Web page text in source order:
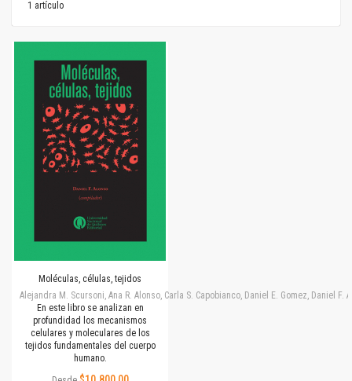
1 artículo
Moléculas, células, tejidos
Alejandra M. Scursoni, Ana R. Alonso, Carla S. Capobianco, Daniel E. Gomez, Daniel
En este libro se analizan en
profundidad los mecanismos
celulares y moleculares de los
tejidos fundamentales del cuerpo
humano.